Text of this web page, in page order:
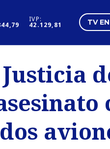
IVP:
42.129,81 TV
Negocios
Pura Mujer